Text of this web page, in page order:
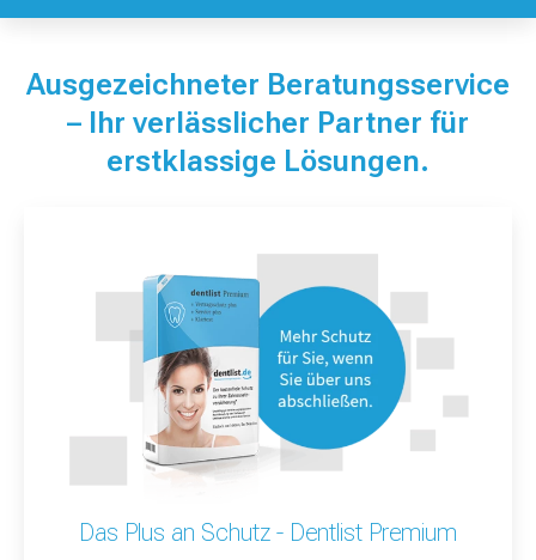
Ausgezeichneter Beratungsservice
– Ihr verlässlicher Partner für
erstklassige Lösungen.
Das Plus an Schutz - Dentlist Premium